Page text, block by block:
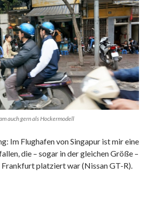
auch gern als Hockermodell
Im Flughafen von Singapur ist mir eine
die – sogar in der gleichen Größe –
Frankfurt platziert war (Nissan GT-R).